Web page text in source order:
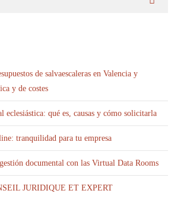
de salvaescaleras en Valencia y
y de costes
qué es, causas y cómo solicitarla
tranquilidad para tu empresa
documental con las Virtual Data Rooms
JURIDIQUE ET EXPERT